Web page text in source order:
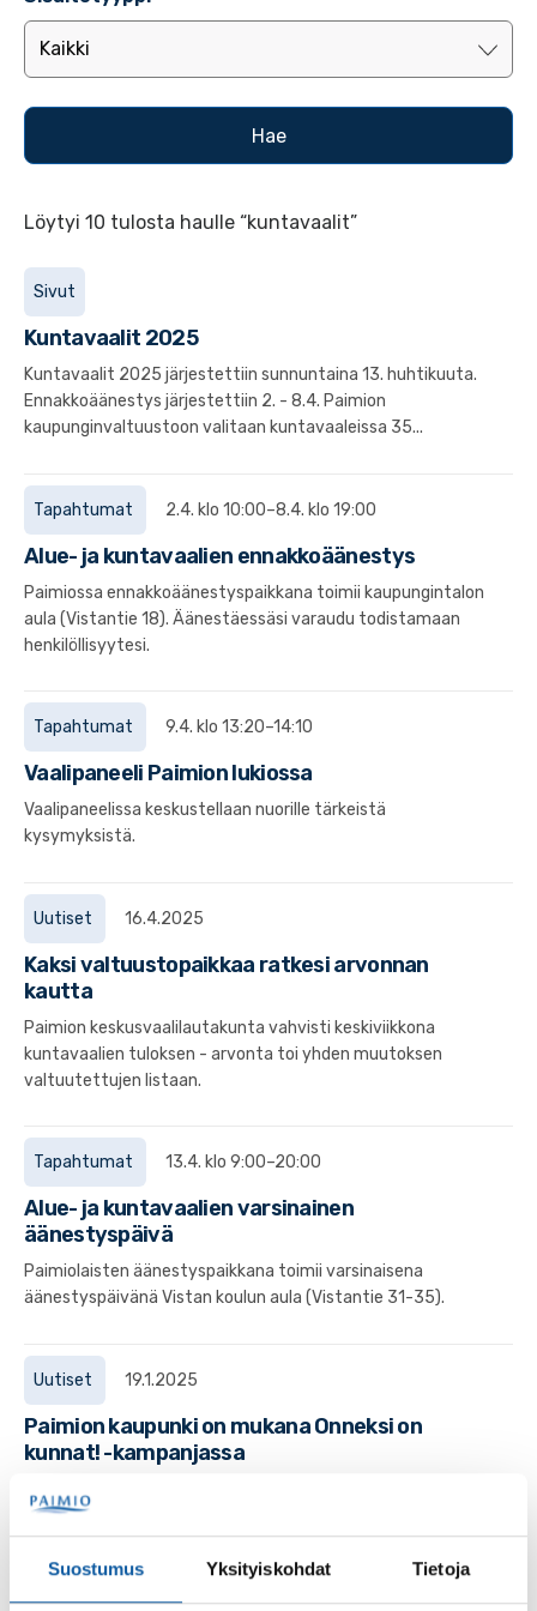
Suostumus Yksityiskohdat Tietoja
Löytyi 10 tulosta haulle “kuntavaalit”
Sivut
Kuntavaalit 2025
Kuntavaalit 2025 järjestettiin sunnuntaina 13. huhtikuuta.
Ennakkoäänestys järjestettiin 2. - 8.4. Paimion
kaupunginvaltuustoon valitaan kuntavaaleissa 35...
Tapahtumat 2.4. klo 10:00–8.4. klo 19:00
Alue- ja kuntavaalien ennakkoäänestys
Paimiossa ennakkoäänestyspaikkana toimii kaupungintalon
aula (Vistantie 18). Äänestäessäsi varaudu todistamaan
henkilöllisyytesi.
Tapahtumat 9.4. klo 13:20–14:10
Vaalipaneeli Paimion lukiossa
Vaalipaneelissa keskustellaan nuorille tärkeistä
kysymyksistä.
Uutiset 16.4.2025
Kaksi valtuustopaikkaa ratkesi arvonnan
kautta
Paimion keskusvaalilautakunta vahvisti keskiviikkona
kuntavaalien tuloksen - arvonta toi yhden muutoksen
valtuutettujen listaan.
Tapahtumat 13.4. klo 9:00–20:00
Alue- ja kuntavaalien varsinainen
äänestyspäivä
Paimiolaisten äänestyspaikkana toimii varsinaisena
äänestyspäivänä Vistan koulun aula (Vistantie 31-35).
Uutiset 19.1.2025
Paimion kaupunki on mukana Onneksi on
kunnat! -kampanjassa
näkyvät elämässämme päivittäin, usein
huomaamattamme. Koulut, päiväkodit, liikuntapaikat,...